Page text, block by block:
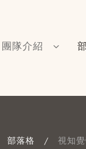
團隊介紹
部落格 視知